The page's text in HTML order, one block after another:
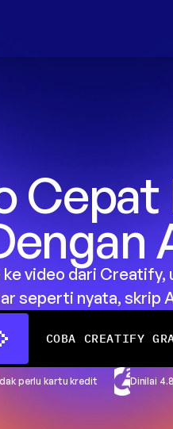
Cepat
video dari Creatify,
seperti nyata, skrip
COBA CREATIFY
perlu kartu kredit Dinilai